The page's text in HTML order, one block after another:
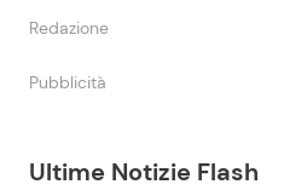
Ultime Notizie Flash
Redazione
Pubblicità